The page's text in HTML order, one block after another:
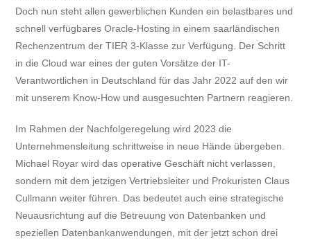
Doch nun steht allen gewerblichen Kunden ein belastbares und
schnell verfügbares Oracle-Hosting in einem saarländischen
Rechenzentrum der TIER 3-Klasse zur Verfügung. Der Schritt
in die Cloud war eines der guten Vorsätze der IT-
Verantwortlichen in Deutschland für das Jahr 2022 auf den wir
mit unserem Know-How und ausgesuchten Partnern reagieren.
Im Rahmen der Nachfolgeregelung wird 2023 die
Unternehmensleitung schrittweise in neue Hände übergeben.
Michael Royar wird das operative Geschäft nicht verlassen,
sondern mit dem jetzigen Vertriebsleiter und Prokuristen Claus
Cullmann weiter führen. Das bedeutet auch eine strategische
Neuausrichtung auf die Betreuung von Datenbanken und
speziellen Datenbankanwendungen, mit der jetzt schon drei